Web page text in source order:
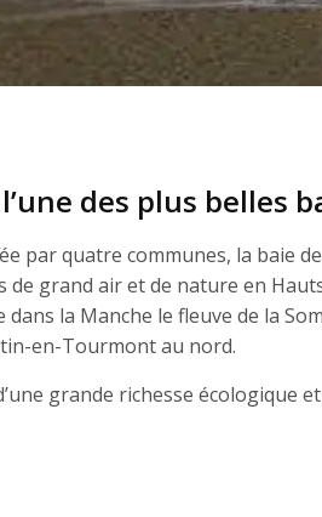
des plus belles
par quatre communes, la baie
grand air et de nature en
dans la Manche le fleuve de la
en-Tourmont au nord.
grande richesse écologique